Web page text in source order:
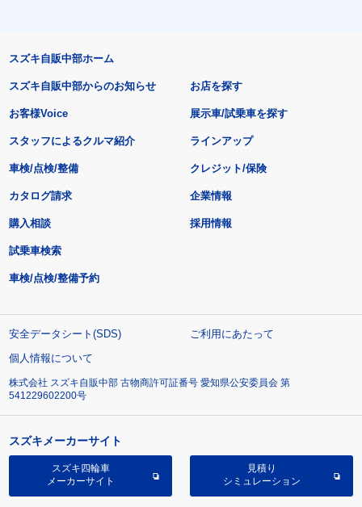
スズキ自販中部ホーム
スズキ自販中部からのお知らせ
お客様Voice
スタッフによるクルマ紹介
お店を探す
展示車/試乗車を探す
ラインアップ
車検/点検/整備 クレジット/保険
カタログ請求
購入相談
試乗車検索
車検/点検/整備予約
企業情報
採用情報
安全データシート(SDS)
ご利用にあたって
個人情報について
株式会社 スズキ自販中部 古物商許可証番号 愛知県公安委員会 第
541229602200号
スズキメーカーサイト
スズキ四輪車
メーカーサイト
見積り
シミュレーション